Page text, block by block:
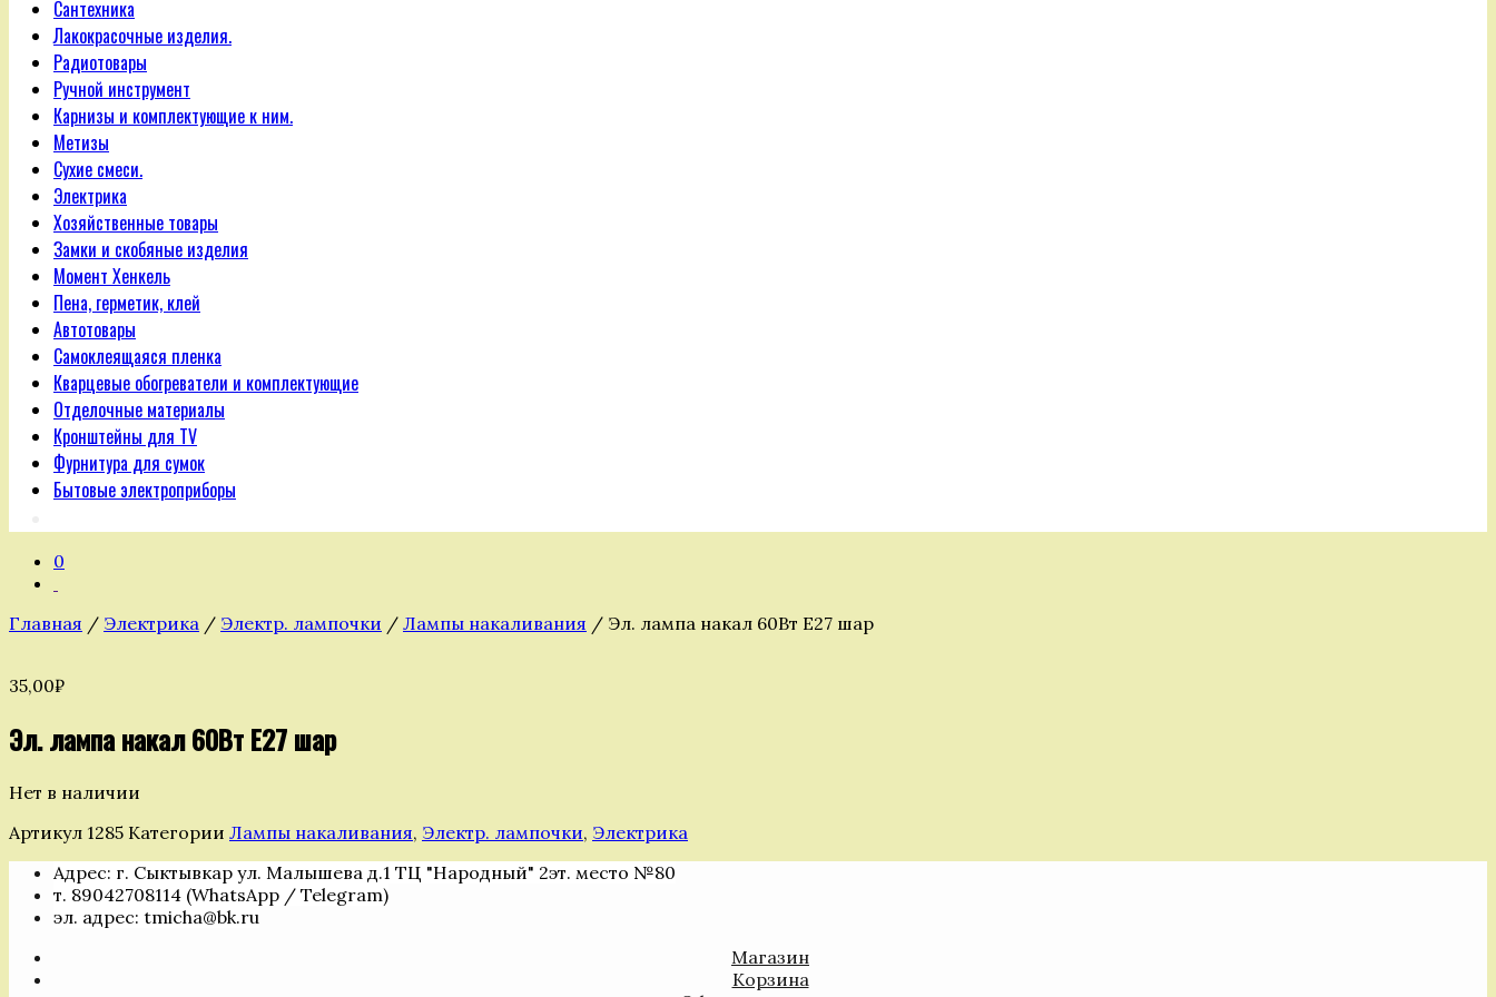
Сантехника
Лакокрасочные изделия.
Радиотовары
Ручной инструмент
Карнизы и комплектующие к ним.
Метизы
Сухие смеси.
Электрика
Хозяйственные товары
Замки и скобяные изделия
Момент Хенкель
Пена, герметик, клей
Автотовары
Самоклеящаяся пленка
Кварцевые обогреватели и комплектующие
Отделочные материалы
Кронштейны для TV
Фурнитура для сумок
Бытовые электроприборы
0
Главная / Электрика / Электр. лампочки / Лампы накаливания / Эл. лампа накал 60Вт E27 шар
35,00₽
Эл. лампа накал 60Вт E27 шар
Нет в наличии
Артикул 1285 Категории Лампы накаливания, Электр. лампочки, Электрика
Адрес: г. Сыктывкар ул. Малышева д.1 ТЦ "Народный" 2эт. место №80
т. 89042708114 (WhatsApp / Telegram)
эл. адрес: tmicha@bk.ru
Магазин
Корзина